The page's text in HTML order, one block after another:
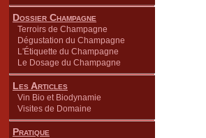
Dossier Champagne
Terroirs de Champagne
Dégustation du Champagne
L'Étiquette du Champagne
Le Dosage du Champagne
Les Articles
Vin Bio et Biodynamie
Visites de Domaine
Pratique